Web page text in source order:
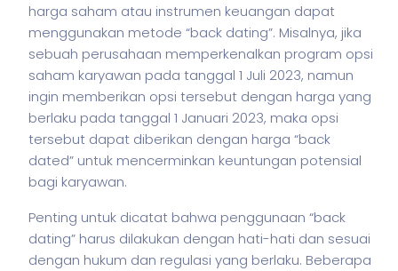
harga saham atau instrumen keuangan dapat
menggunakan metode “back dating”. Misalnya, jika
sebuah perusahaan memperkenalkan program opsi
saham karyawan pada tanggal 1 Juli 2023, namun
ingin memberikan opsi tersebut dengan harga yang
berlaku pada tanggal 1 Januari 2023, maka opsi
tersebut dapat diberikan dengan harga “back
dated” untuk mencerminkan keuntungan potensial
bagi karyawan.
Penting untuk dicatat bahwa penggunaan “back
dating” harus dilakukan dengan hati-hati dan sesuai
dengan hukum dan regulasi yang berlaku. Beberapa